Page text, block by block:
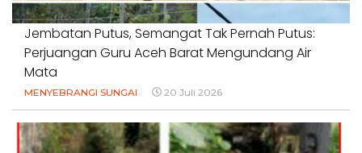
Jembatan Putus, Semangat Tak Pernah Putus:
Perjuangan Guru Aceh Barat Mengundang Air
Mata
MENYEBRANGI SUNGAI 20 Juli 2026